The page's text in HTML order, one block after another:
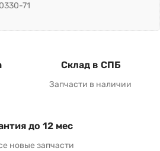
71
Склад в СПБ
Запчасти в наличии
до 12 мес
новые запчасти